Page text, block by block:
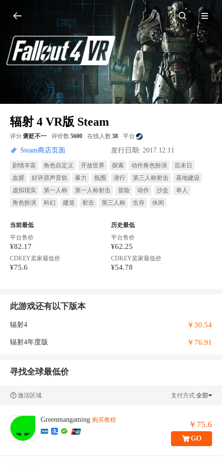
辐射 4 VR版 Steam
评分褒贬不一 评价数 5600 在线人数 38 平台
Steam商店页面 发行日期: 2017.12.11
剧情丰富 角色自定义 开放世界 探索 动作角色扮演
后末日
血腥
好评原声音轨 暴力 氛围 潜行 第三人称射击
基地建设
虚拟现实
第一人称 第一人称射击 冒险 动作 沙盒
单人
角色扮演
科幻 建造 射击 第三人称 生存 休闲
当前最低
平台售价
¥82.17
CDKEY卖家最低价
¥75.6
历史最低
平台售价
¥62.25
CDKEY卖家最低价
¥54.78
此游戏还有以下版本
辐射4 ￥30.54
辐射4年度版 ￥76.91
寻找全球最低价
激活区域 支付方式:全部
Greenmangaming 购买教程 ￥75.6
GO